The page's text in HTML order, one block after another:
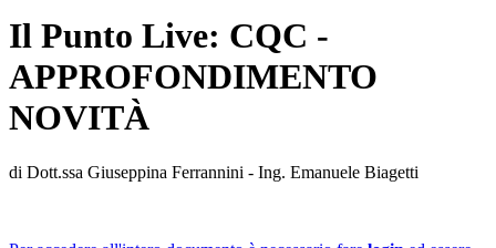
Il Punto Live: CQC -
APPROFONDIMENTO
NOVITÀ
di Dott.ssa Giuseppina Ferrannini - Ing. Emanuele Biagetti